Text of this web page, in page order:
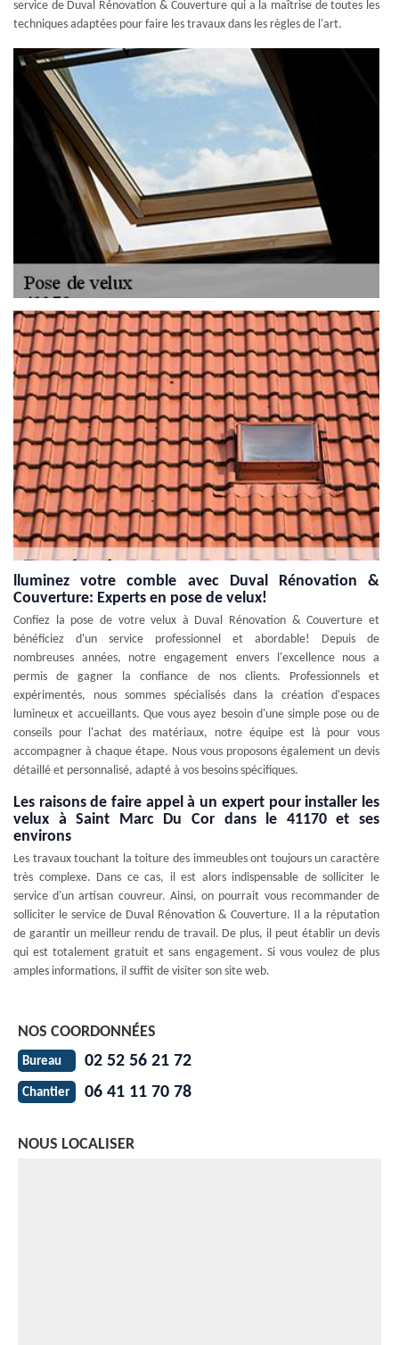
service de Duval Rénovation & Couverture qui a la maîtrise de toutes les
techniques adaptées pour faire les travaux dans les règles de l'art.
lluminez votre comble avec Duval Rénovation &
Couverture: Experts en pose de velux!
Confiez la pose de votre velux à Duval Rénovation & Couverture et
bénéficiez d'un service professionnel et abordable! Depuis de
nombreuses années, notre engagement envers l'excellence nous a
permis de gagner la confiance de nos clients. Professionnels et
expérimentés, nous sommes spécialisés dans la création d'espaces
lumineux et accueillants. Que vous ayez besoin d'une simple pose ou de
conseils pour l'achat des matériaux, notre équipe est là pour vous
accompagner à chaque étape. Nous vous proposons également un devis
détaillé et personnalisé, adapté à vos besoins spécifiques.
Les raisons de faire appel à un expert pour installer les
velux à Saint Marc Du Cor dans le 41170 et ses
environs
Les travaux touchant la toiture des immeubles ont toujours un caractère
très complexe. Dans ce cas, il est alors indispensable de solliciter le
service d'un artisan couvreur. Ainsi, on pourrait vous recommander de
solliciter le service de Duval Rénovation & Couverture. Il a la réputation
de garantir un meilleur rendu de travail. De plus, il peut établir un devis
qui est totalement gratuit et sans engagement. Si vous voulez de plus
amples informations, il suffit de visiter son site web.
NOS COORDONNÉES
Bureau 02 52 56 21 72
Chantier 06 41 11 70 78
NOUS LOCALISER